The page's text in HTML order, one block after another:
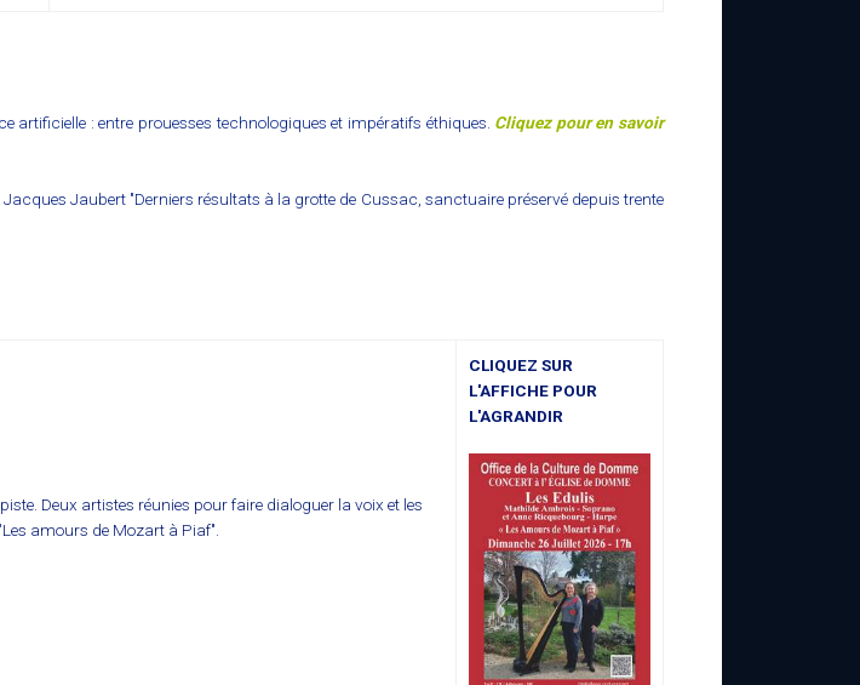
artificielle : entre prouesses technologiques et impératifs éthiques. Cliquez pour en savoir
Jaubert "Derniers résultats à la grotte de Cussac, sanctuaire préservé depuis trente
Deux artistes réunies pour faire dialoguer la voix et les
amours de Mozart à Piaf".
CLIQUEZ SUR
L'AFFICHE POUR
L'AGRANDIR